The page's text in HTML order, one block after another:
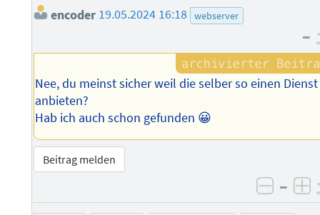
encoder 19.05.2024 16:18 webserver
–
Nee, du meinst sicher weil die selber so einen Dienst
anbieten?
Hab ich auch schon gefunden 😀
Beitrag melden
–